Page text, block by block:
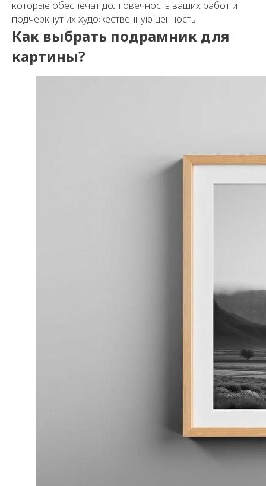
которые обеспечат долговечность ваших работ и
подчеркнут их художественную ценность.
Как выбрать подрамник для
картины?